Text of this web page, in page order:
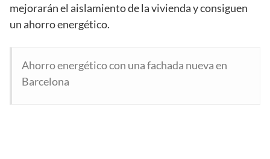
mejorarán el aislamiento de la vivienda y consiguen
un ahorro energético.
Ahorro energético con una fachada nueva en
Barcelona